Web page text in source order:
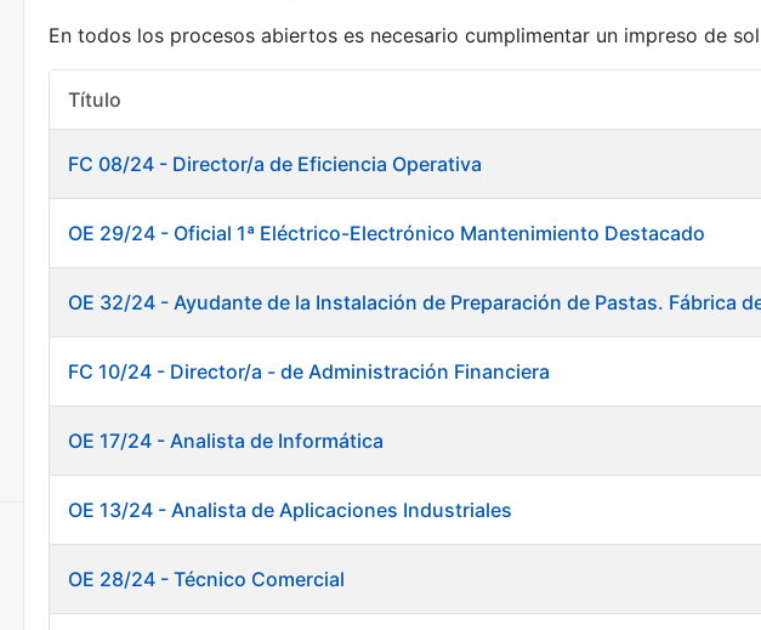
Mostrar/Ocultar
Mostrar/Ocultar
Mostrar/Ocultar
Mostrar/Ocultar
En todos los procesos abiertos es necesario cumplimentar un impreso de
Título
FC 08/24 - Director/a de Eficiencia Operativa
OE 29/24 - Oficial 1ª Eléctrico-Electrónico Mantenimiento Destacado
OE 32/24 - Ayudante de la Instalación de Preparación de Pastas. Fábrica
FC 10/24 - Director/a - de Administración Financiera
OE 17/24 - Analista de Informática
OE 13/24 - Analista de Aplicaciones Industriales
OE 28/24 - Técnico Comercial